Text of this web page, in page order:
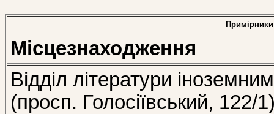
Примірники
Місцезнаходження
Відділ літератури
(просп. Голосіївський, 122/